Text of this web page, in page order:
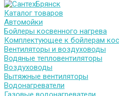
Каталог товаров
Автомойки
Бойлеры косвенного нагрева
Комплектующее к бойлерам
Вентиляторы и воздуховоды
Водяные тепловентиляторы
Воздуховоды
Вытяжные вентиляторы
Водонагреватели